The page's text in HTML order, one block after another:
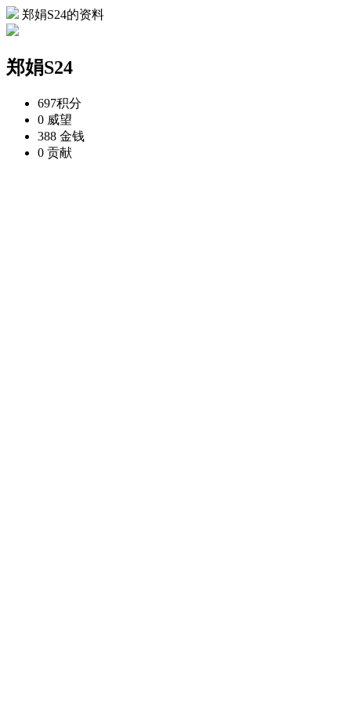
郑娟S24的资料
郑娟S24
697积分
0 威望
388 金钱
0 贡献